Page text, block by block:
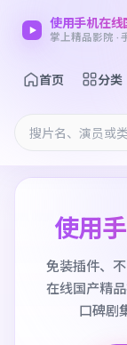
使用手机在线
掌上精品影院 ·
首页 分类
使用
免装插件、
在线国产精
口碑剧